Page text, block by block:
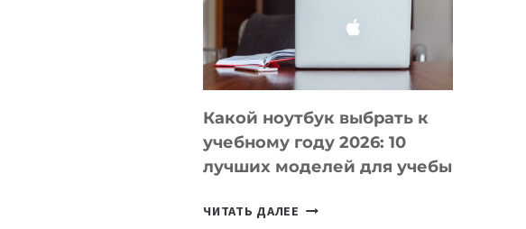
СОЗДАВАТЬ
БЕЗ
КОДА
Какой ноутбук выбрать к
учебному году 2026: 10
лучших моделей для учебы
ЧИТАТЬ ДАЛЕЕ КАКОЙ